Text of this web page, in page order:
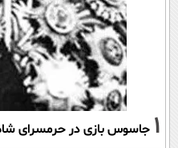
1 جاسوس بازی در حرمسرای شاه